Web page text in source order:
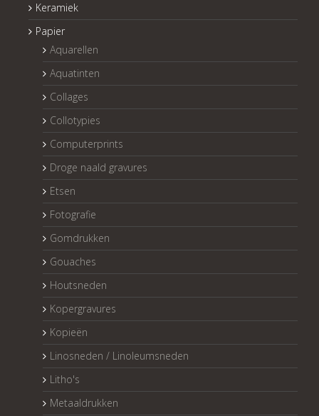
Keramiek
Papier
Aquarellen
Aquatinten
Collages
Collotypies
Computerprints
Droge naald gravures
Etsen
Fotografie
Gomdrukken
Gouaches
Houtsneden
Kopergravures
Kopieën
Linosneden / Linoleumsneden
Litho's
Metaaldrukken